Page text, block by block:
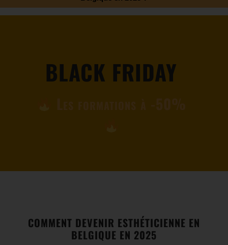
BLACK FRIDAY
COMMENT DEVENIR ESTHÉTICIENNE EN
BELGIQUE EN 2025